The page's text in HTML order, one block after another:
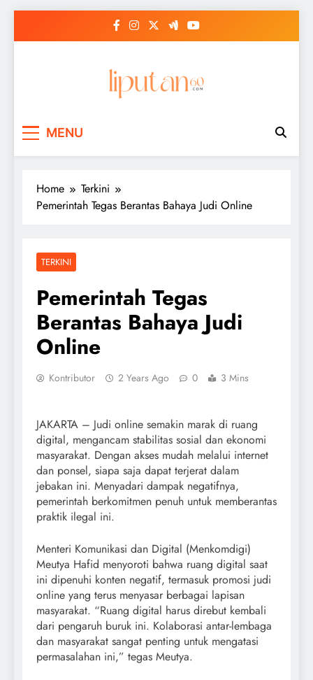
MENU
Home
Terkini
Pemerintah Tegas Berantas Bahaya Judi Online
TERKINI
Pemerintah Tegas
Berantas Bahaya Judi
Online
Kontributor 2 Years Ago 0 3 Mins
JAKARTA – Judi online semakin marak di ruang
digital, mengancam stabilitas sosial dan ekonomi
masyarakat. Dengan akses mudah melalui internet
dan ponsel, siapa saja dapat terjerat dalam
jebakan ini. Menyadari dampak negatifnya,
pemerintah berkomitmen penuh untuk memberantas
praktik ilegal ini.
Menteri Komunikasi dan Digital (Menkomdigi)
Meutya Hafid menyoroti bahwa ruang digital saat
ini dipenuhi konten negatif, termasuk promosi judi
online yang terus menyasar berbagai lapisan
masyarakat. “Ruang digital harus direbut kembali
dari pengaruh buruk ini. Kolaborasi antar-lembaga
dan masyarakat sangat penting untuk mengatasi
permasalahan ini,” tegas Meutya.